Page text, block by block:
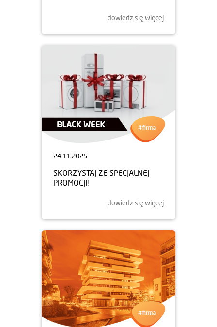
dowiedz się więcej
24.11.2025
SKORZYSTAJ ZE SPECJALNEJ
PROMOCJI!
dowiedz się więcej